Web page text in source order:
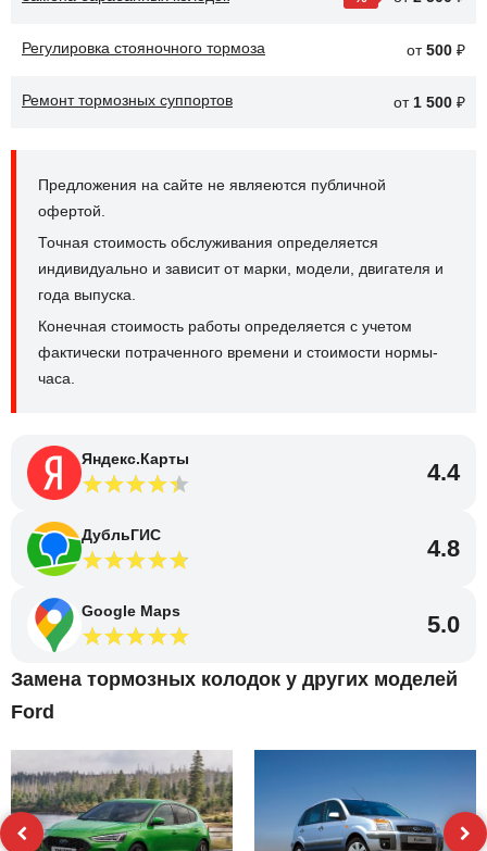
Регулировка стояночного тормоза от500 ₽
Ремонт тормозных суппортов от 1 500 ₽
Предложения на сайте не являеются публичной
офертой.
Точная стоимость обслуживания определяется
индивидуально и зависит от марки, модели, двигателя и
года выпуска.
Конечная стоимость работы определяется с учетом
фактически потраченного времени и стоимости нормы-
часа.
Яндекс.Карты 4.4
ДубльГИС 4.8
Google Maps 5.0
Замена тормозных колодок у других моделей
Ford